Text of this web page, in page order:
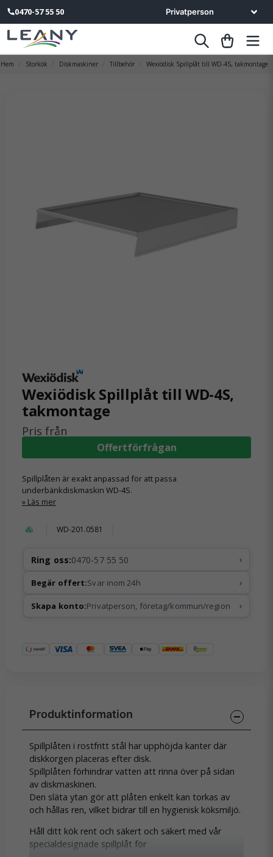
0470-57 55 50
Hem Storkök Diskmaskiner Tillbehör Wexiödisk Spillplåt till WD-4S, takmontage
Wexiödisk Spillplåt till WD-4S,
takmontage
Pris från
Offertförfrågan
Spillplåten är exakt anpassad för att passa
underbänkdiskmaskin WD-4S.
Läs mer
WD-201.0581
Ring oss:0470-57 55 50 ›
Begär offert:Svar inom 24h ›
Skapa konto:Privatperson, företag/kommun/region ›
Spillplåten i rostfritt stål har upphöjda kanter där
diskkorgen placeras efter disk.
Spillplåten förhindrar vatten att rinna över på sidan
av diskmaskinen.
Den släta ytan gör att plåten enkelt kan torkas av
och hållas ren, vilket bidrar till en hygienisk köksmiljö.
Håll ditt kök rent och säkert och säkert med vår
specialdesignade spillplåt för